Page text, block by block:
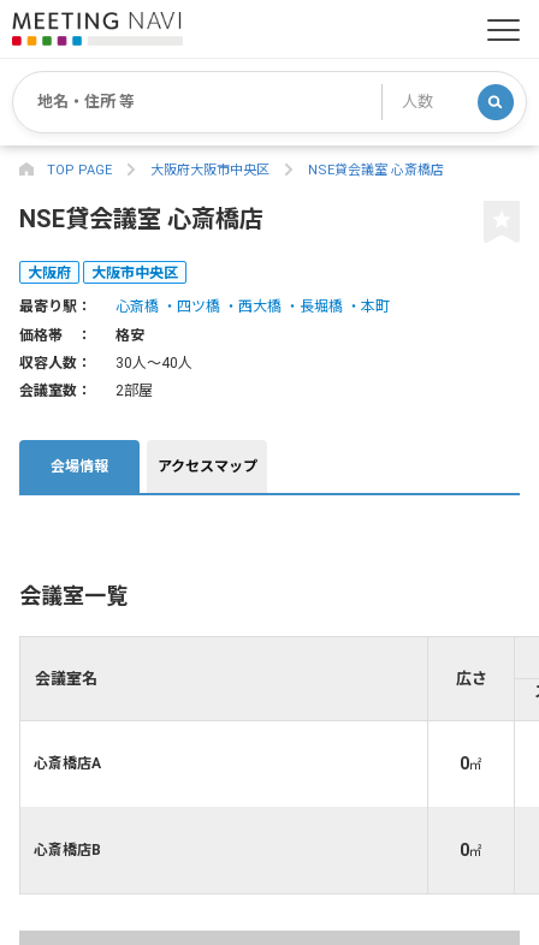
TOP PAGE 大阪府大阪市中央区 NSE貸会議室 心斎橋店
NSE貸会議室 心斎橋店
大阪府 大阪市中央区
最寄り駅： 心斎橋 四ツ橋 西大橋 長堀橋
本町
価格帯 ：
格安
収容人数：
30人〜40人
会議室数：
2部屋
会場情報 アクセスマップ
会議室一覧
会議室名 広さ
心斎橋店A 0㎡
心斎橋店B 0㎡